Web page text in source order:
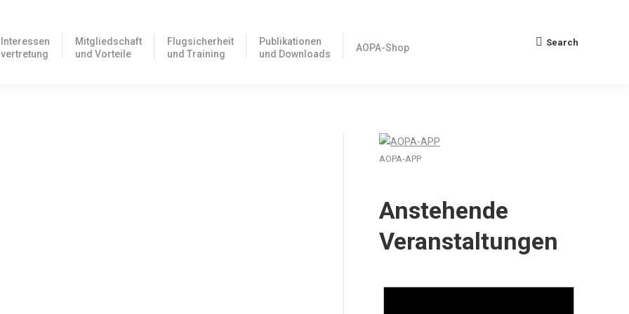
Interessen
vertretung
Mitgliedschaft
und Vorteile
Flugsicherheit
und Training
Publikationen
und Downloads
AOPA-Shop Search:
Search
AOPA-APP
Anstehende
Veranstaltungen